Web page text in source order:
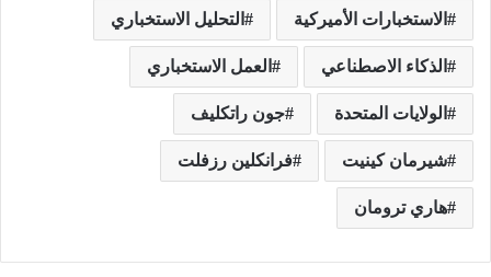
الاستخبارات الأميركية التحليل الاستخباري
الذكاء الاصطناعي العمل الاستخباري
الولايات المتحدة جون راتكليف
شيرمان كينيت فرانكلين رزفلت
هاري ترومان